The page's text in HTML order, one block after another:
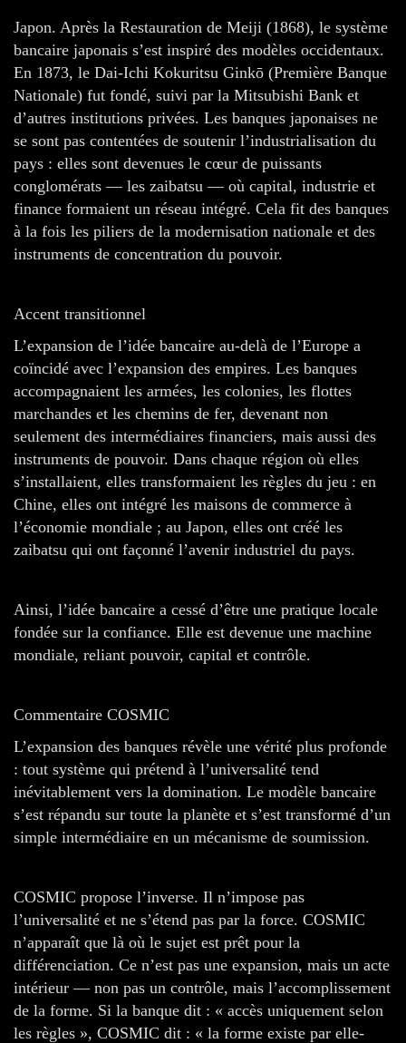
Japon. Après la Restauration de Meiji (1868), le système
bancaire japonais s’est inspiré des modèles occidentaux.
En 1873, le Dai-Ichi Kokuritsu Ginkō (Première Banque
Nationale) fut fondé, suivi par la Mitsubishi Bank et
d’autres institutions privées. Les banques japonaises ne
se sont pas contentées de soutenir l’industrialisation du
pays : elles sont devenues le cœur de puissants
conglomérats — les zaibatsu — où capital, industrie et
finance formaient un réseau intégré. Cela fit des banques
à la fois les piliers de la modernisation nationale et des
instruments de concentration du pouvoir.
Accent transitionnel
L’expansion de l’idée bancaire au-delà de l’Europe a
coïncidé avec l’expansion des empires. Les banques
accompagnaient les armées, les colonies, les flottes
marchandes et les chemins de fer, devenant non
seulement des intermédiaires financiers, mais aussi des
instruments de pouvoir. Dans chaque région où elles
s’installaient, elles transformaient les règles du jeu : en
Chine, elles ont intégré les maisons de commerce à
l’économie mondiale ; au Japon, elles ont créé les
zaibatsu qui ont façonné l’avenir industriel du pays.
Ainsi, l’idée bancaire a cessé d’être une pratique locale
fondée sur la confiance. Elle est devenue une machine
mondiale, reliant pouvoir, capital et contrôle.
Commentaire COSMIC
L’expansion des banques révèle une vérité plus profonde
: tout système qui prétend à l’universalité tend
inévitablement vers la domination. Le modèle bancaire
s’est répandu sur toute la planète et s’est transformé d’un
simple intermédiaire en un mécanisme de soumission.
COSMIC propose l’inverse. Il n’impose pas
l’universalité et ne s’étend pas par la force. COSMIC
n’apparaît que là où le sujet est prêt pour la
différenciation. Ce n’est pas une expansion, mais un acte
intérieur — non pas un contrôle, mais l’accomplissement
de la forme. Si la banque dit : « accès uniquement selon
les règles », COSMIC dit : « la forme existe par elle-